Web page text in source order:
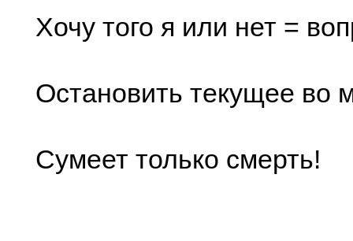
Хочу того я или нет =
Остановить текущее во
Сумеет только смерть!